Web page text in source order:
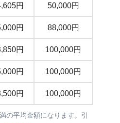
円 50,000円
円 88,000円
円 100,000円
円 100,000円
円 100,000円
の平均金額になります。引